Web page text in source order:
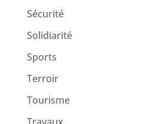
Sécurité
Solidiarité
Sports
Terroir
Tourisme